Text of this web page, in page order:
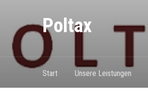
Poltax
Start Unsere Leistungen